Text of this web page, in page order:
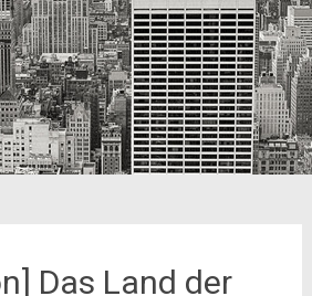
Das Land der